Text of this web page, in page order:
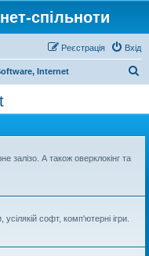
спільноти
Вхід
Реєстрація
Internet
залізо. А також оверклокінг та
софт, комп'ютерні ігри.